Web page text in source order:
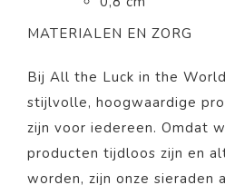
MATERIALEN EN ZORG
Bij All the Luck in the
stijlvolle, hoogwaardige
zijn voor iedereen. Omdat
producten tijdloos zijn en
worden, zijn onze sieraden